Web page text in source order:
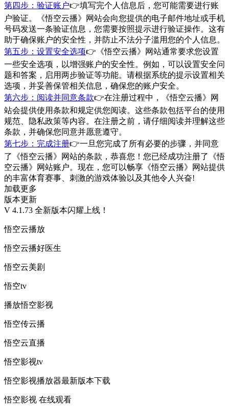
第四步：验证账户👉填写完个人信息后，您可能需要进行账
户验证。《悟空云播》网站会向您提供的电子邮件地址或手机
号码发送一条验证信息，您需要按照提示进行验证操作。这有
助于确保账户的安全性，并防止不法分子滥用您的个人信息。
第五步：设置安全选项👉《悟空云播》网站通常要求您设置
一些安全选项，以增强账户的安全性。例如，可以设置安全问
题和答案，启用两步验证等功能。请根据系统的提示设置相关
选项，并妥善保管相关信息，确保您的账户安全。
第六步：阅读并同意条款👉在注册过程中，《悟空云播》网
站会提供使用条款和规定供您阅读。这些条款包括平台的使用
规范、隐私政策等内容。在注册之前，请仔细阅读并理解这些
条款，并确保您同意并愿意遵守。
第七步：完成注册👉一旦您完成了所有必要的步骤，并同意
了《悟空云播》网站的条款，恭喜您！您已经成功注册了《悟
空云播》网站账户。现在，您可以畅享《悟空云播》网站提供
的丰富体育赛事、刺激的游戏体验以及其他令人兴奋!
加载更多
版本更新
V 4.1.73 全新版本闪耀上线！
悟空云播放
悟空云播好医生
悟空云美剧
悟空tv
播放悟空影视
悟空传云播
悟空云直播
悟空影视tv
悟空影视播放器最新版本下载
悟空影视 在线观看